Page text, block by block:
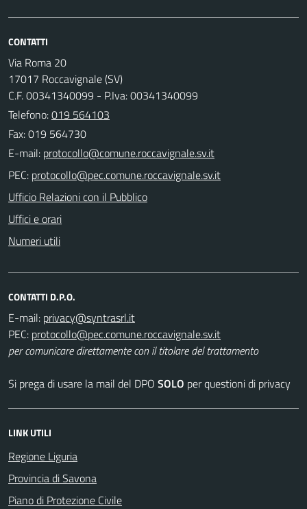
CONTATTI
Via Roma 20
17017 Roccavignale (SV)
C.F. 00341340099 - P.Iva: 00341340099
Telefono:019 564103
Fax: 019 564730
E-mail:
PEC:
Ufficio Relazioni con il Pubblico
Uffici e orari
Numeri utili
CONTATTI D.P.O.
E-mail:
PEC:
per comunicare direttamente con il titolare del trattamento
Si prega di usare la mail del DPO SOLO per questioni di privacy
LINK UTILI
Regione Liguria
Provincia di Savona
Piano di Protezione Civile